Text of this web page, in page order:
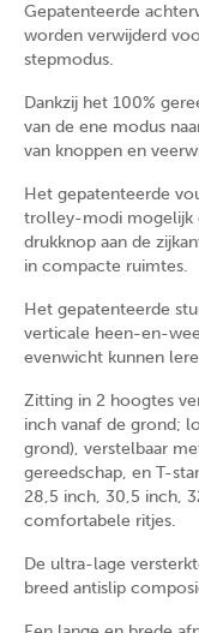
Gepatenteerde
worden verwijderd
stepmodus.
Dankzij het 100%
van de ene modus
van knoppen en
Het gepatenteerde
trolley-modi mogelijk
drukknop aan de
in compacte ruimtes.
Het gepatenteerde
verticale heen-en-
evenwicht kunnen
Zitting in 2 hoogtes
inch vanaf de grond;
grond), verstelbaar
gereedschap, en T-
28,5 inch, 30,5 inch,
comfortabele ritjes.
De ultra-lage
breed antislip